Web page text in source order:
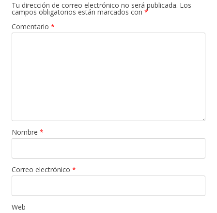
Tu dirección de correo electrónico no será publicada. Los
campos obligatorios están marcados con *
Comentario *
Nombre *
Correo electrónico *
Web